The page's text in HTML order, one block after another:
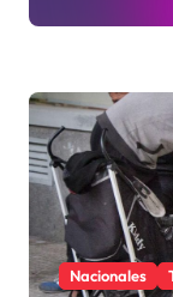
Nacionales